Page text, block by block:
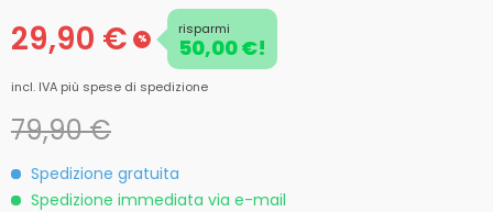
29,90 € %
risparmi
50,00 €!
incl. IVA più spese di spedizione
79,90 €
Spedizione gratuita
Spedizione immediata via e-mail